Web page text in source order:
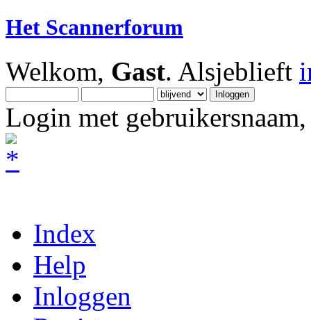
Het Scannerforum
Welkom, Gast. Alsjeblieft
Login met
Index
Help
Inloggen